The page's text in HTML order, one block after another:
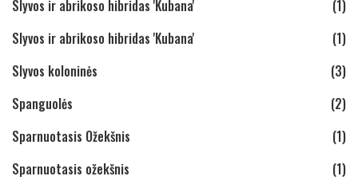
Slyvos ir abrikoso hibridas 'Kubana'
(1)
Slyvos ir abrikoso hibridas 'Kubana'
(1)
Slyvos koloninės
(3)
Spanguolės
(2)
Sparnuotasis Ožekšnis
(1)
Sparnuotasis ožekšnis
(1)